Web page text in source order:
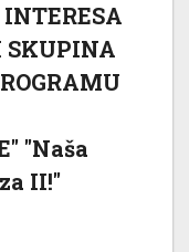
"Naša
II!"